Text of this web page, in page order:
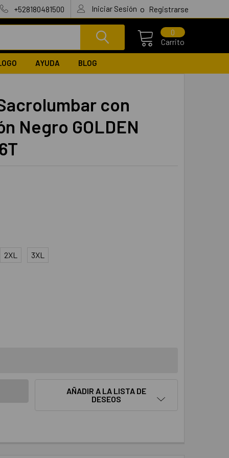
+528180481500 Iniciar Sesión o Registrarse
Carrito
0
AYUDA BLOG
con
Negro GOLDEN
2XL 3XL
AÑADIR A LA LISTA DE
DESEOS